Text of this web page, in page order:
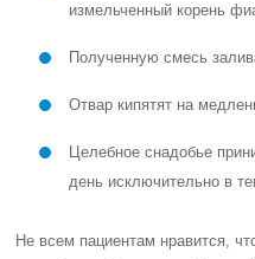
измельченный корень
Полученную смесь
Отвар кипятят на
Целебное снадобье
день исключительно в
Не всем пациентам нравится,